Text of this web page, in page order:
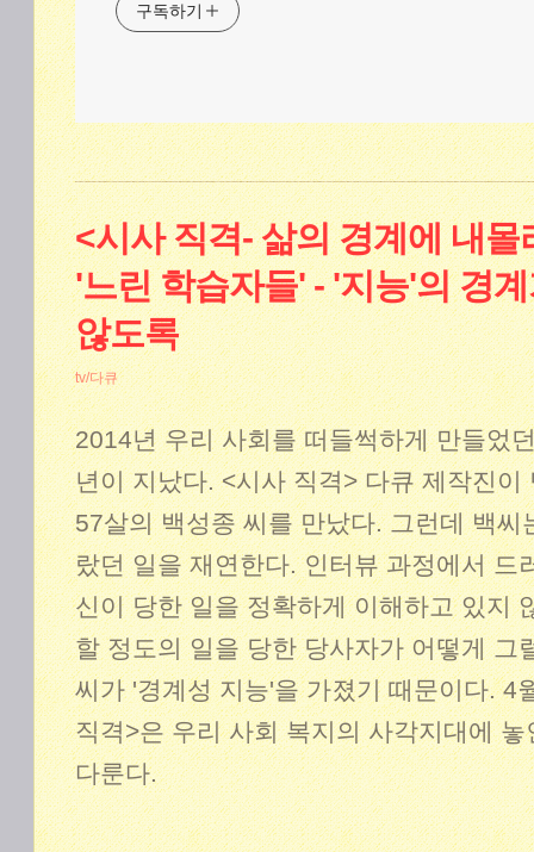
구독하기
<시사 직격- 삶의 경계에 내몰
'느린 학습자들' - '지능'의 경
않도록
tv/다큐
2014년 우리 사회를 떠들썩하게 만들었
년이 지났다. <시사 직격> 다큐 제작진
57살의 백성종 씨를 만났다. 그런데 백씨
랐던 일을 재연한다. 인터뷰 과정에서 드
신이 당한 일을 정확하게 이해하고 있지
할 정도의 일을 당한 당사자가 어떻게 그
씨가 '경계성 지능'을 가졌기 때문이다. 4
직격>은 우리 사회 복지의 사각지대에
다룬다.